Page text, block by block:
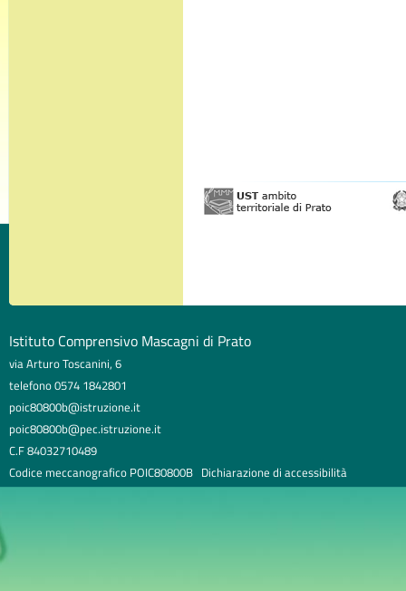
Istituto Comprensivo Mascagni di Prato
via Arturo Toscanini, 6
telefono 0574 1842801
poic80800b@istruzione.it
poic80800b@pec.istruzione.it
C.F 84032710489
Codice meccanografico POIC80800B Dichiarazione di accessibilità